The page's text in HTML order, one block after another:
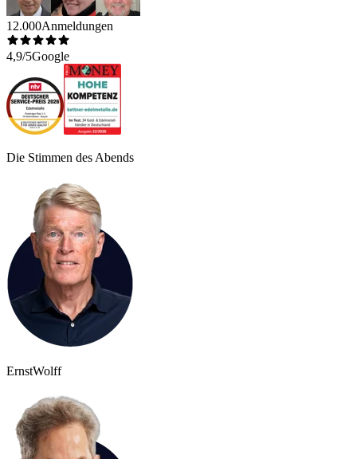
12.000Anmeldungen
4,9/5Google
Die Stimmen des Abends
ErnstWolff